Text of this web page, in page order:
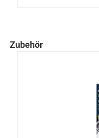
Zubehör